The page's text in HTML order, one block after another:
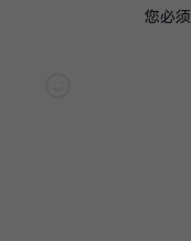
您必须